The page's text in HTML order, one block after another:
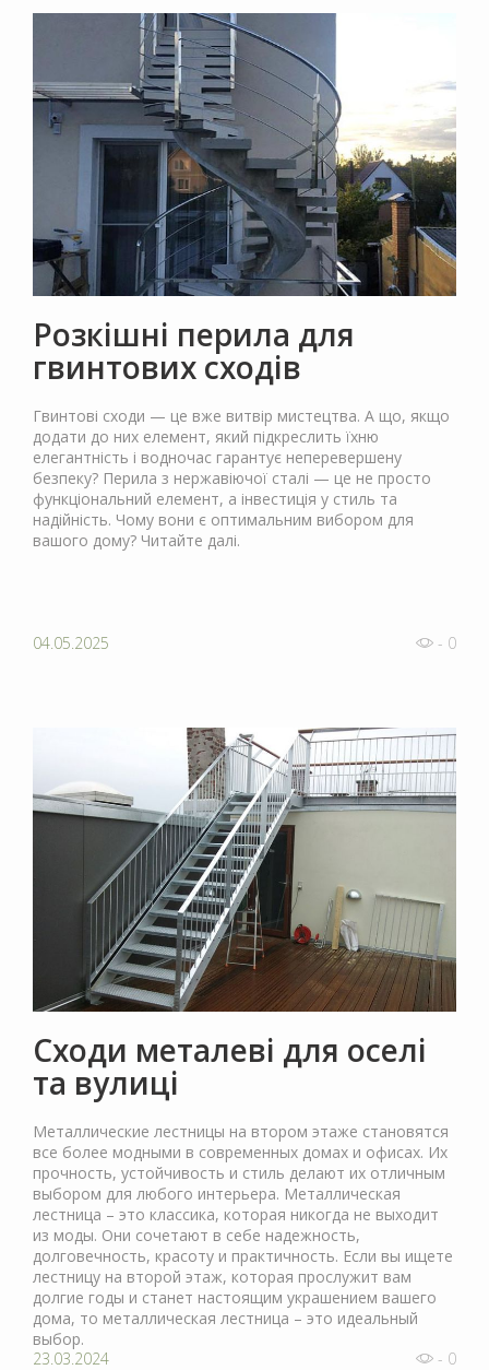
Розкішні перила для
гвинтових сходів
Гвинтові сходи — це вже витвір мистецтва. А що, якщо
додати до них елемент, який підкреслить їхню
елегантність і водночас гарантує неперевершену
безпеку? Перила з нержавіючої сталі — це не просто
функціональний елемент, а інвестиція у стиль та
надійність. Чому вони є оптимальним вибором для
вашого дому? Читайте далі.
04.05.2025 - 0
Сходи металеві для оселі
та вулиці
Металлические лестницы на втором этаже становятся
все более модными в современных домах и офисах. Их
прочность, устойчивость и стиль делают их отличным
выбором для любого интерьера. Металлическая
лестница – это классика, которая никогда не выходит
из моды. Они сочетают в себе надежность,
долговечность, красоту и практичность. Если вы ищете
лестницу на второй этаж, которая прослужит вам
долгие годы и станет настоящим украшением вашего
дома, то металлическая лестница – это идеальный
выбор.
23.03.2024
- 0